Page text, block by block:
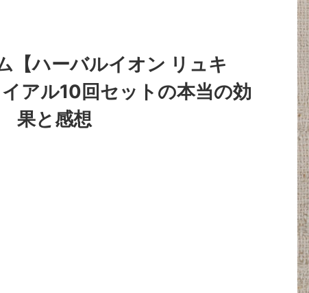
【ハーバルイオン リュキ
イアル10回セットの本当の効
果と感想